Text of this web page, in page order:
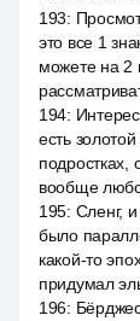
193:
это все 1
можете на 2
194:
есть
подростках,
вообще
195: Сленг,
было
какой-то
придумал
196: